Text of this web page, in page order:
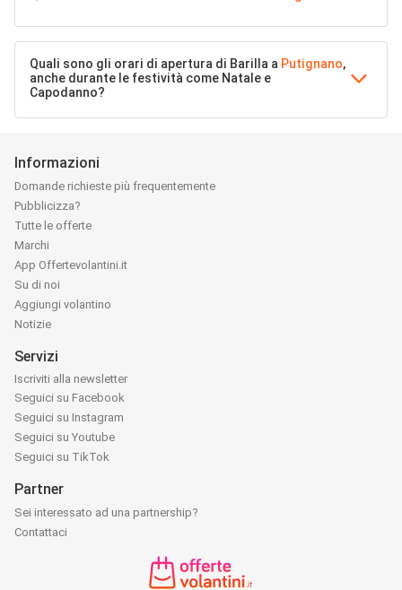
Quali sono gli orari di apertura di Barilla a Putignano,
anche durante le festività come Natale e
Capodanno?
Informazioni
Domande richieste più frequentemente
Pubblicizza?
Tutte le offerte
Marchi
App Offertevolantini.it
Su di noi
Aggiungi volantino
Notizie
Servizi
Iscriviti alla newsletter
Seguici su Facebook
Seguici su Instagram
Seguici su Youtube
Seguici su TikTok
Partner
Sei interessato ad una partnership?
Contattaci